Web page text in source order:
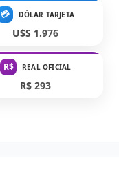
💳 DÓLAR TARJETA
U$S 1.976
R$ REAL OFICIAL
R$ 293